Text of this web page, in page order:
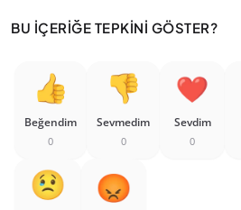
BU İÇERIĞE TEPKINI GÖSTER?
Beğendim
0
Sevmedim
0
Sevdim
0